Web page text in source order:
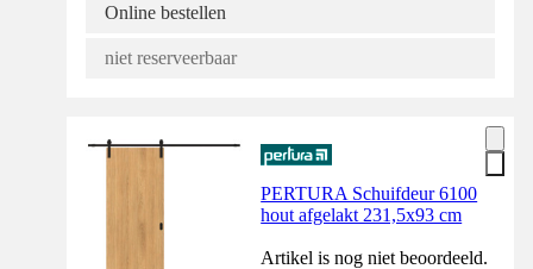
Online bestellen
niet reserveerbaar
PERTURA Schuifdeur 6100
hout afgelakt 231,5x93 cm
Artikel is nog niet beoordeeld.